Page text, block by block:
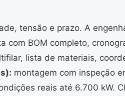
tensão e prazo. A
com BOM completo,
lista de materiais,
montagem com inspeção
reais até 6.700 kW.